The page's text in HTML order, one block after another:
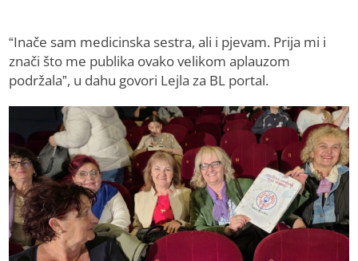
“Inače sam medicinska sestra, ali i pjevam. Prija mi i
znači što me publika ovako velikom aplauzom
podržala”, u dahu govori Lejla za BL portal.